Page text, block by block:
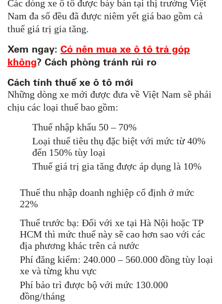
Các dòng xe ô tô được bày bán tại thị trường Việt
Nam đa số đều đã được niêm yết giá bao gồm cả
thuế giá trị gia tăng.
Xem ngay: Có nên mua xe ô tô trả góp
không? Cách phòng tránh rủi ro
Cách tính thuế xe ô tô mới
Những dòng xe mới được đưa về Việt Nam sẽ phải
chịu các loại thuế bao gồm:
Thuế nhập khẩu 50 – 70%
Loại thuế tiêu thụ đặc biệt với mức từ 40%
đến 150% tùy loại
Thuế giá trị gia tăng được áp dụng là 10%
Thuế thu nhập doanh nghiệp cố định ở mức
22%
Thuế trước bạ: Đối với xe tại Hà Nội hoặc TP
HCM thì mức thuế này sẽ cao hơn sao với các
địa phương khác trên cả nước
Phí đăng kiểm: 240.000 – 560.000 đồng tùy loại
xe và từng khu vực
Phí bảo trì được bộ với mức 130.000
đồng/tháng